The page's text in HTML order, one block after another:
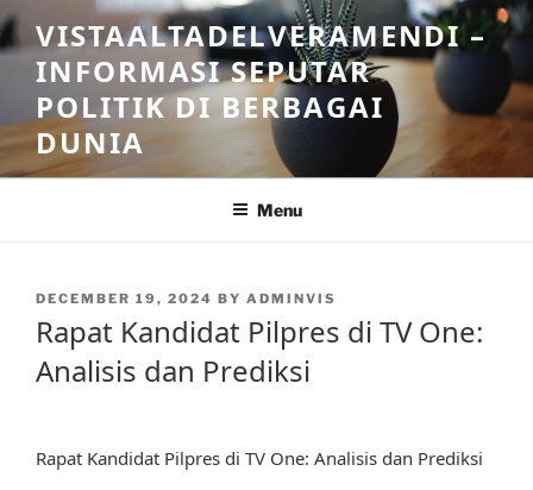
Skip
to
content
VISTAALTADELVERAMENDI –
INFORMASI SEPUTAR
POLITIK DI BERBAGAI
DUNIA
Menu
POSTED
DECEMBER 19, 2024 BY ADMINVIS
Rapat Kandidat Pilpres di TV One:
Analisis dan Prediksi
Rapat Kandidat Pilpres di TV One: Analisis dan Prediksi